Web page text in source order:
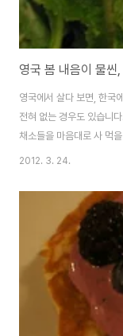
영국 봄 내음이 물씬
영국에서 살다 보면, 한국
전혀 없는 경우도 있습니
채소들을 마음대로 사 먹
없을 뿐더러, 중국 마켓에
영국에서 구하기 힘든 깻
기후가 달라서인지 한국
국 아줌마가 정원에 갓이
가 먹고 싶었던 지라, 전
없는 갓의 ..
2012. 3. 24.